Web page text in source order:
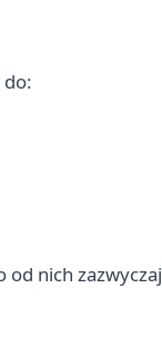
do:
od nich zazwyczaj